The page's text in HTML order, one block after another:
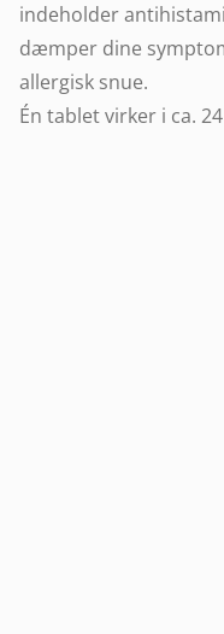
indeholder
dæmper dine
allergisk snue.
Én tablet virker i ca.